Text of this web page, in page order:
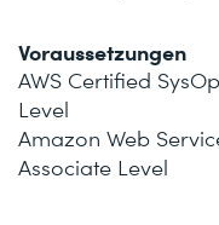
Voraussetzungen
AWS Certified
Level
Amazon Web
Associate Level